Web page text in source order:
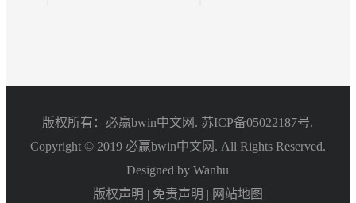
版权所有：必赢bwin中文网. 苏ICP备05022187号.
Copyright © 2019 必赢bwin中文网. All Rights Reserved.
Designed by Wanhu
版权声明 | 免责声明 | 网站地图